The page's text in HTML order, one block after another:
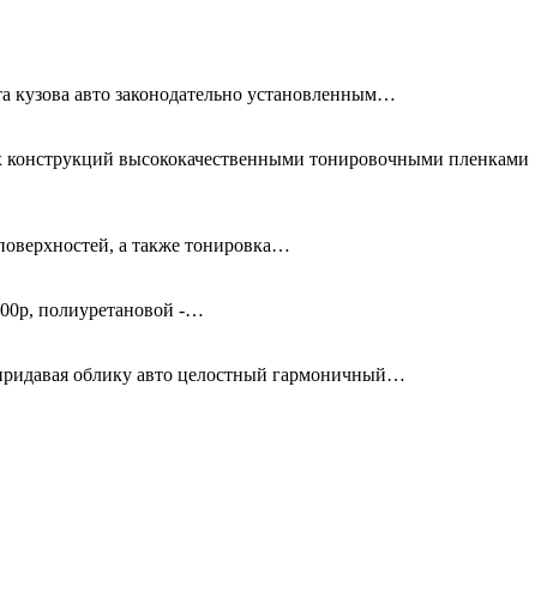
кузова авто законодательно установленным…
высококачественными тонировочными пленками
а также тонировка…
полиуретановой -…
облику авто целостный гармоничный…